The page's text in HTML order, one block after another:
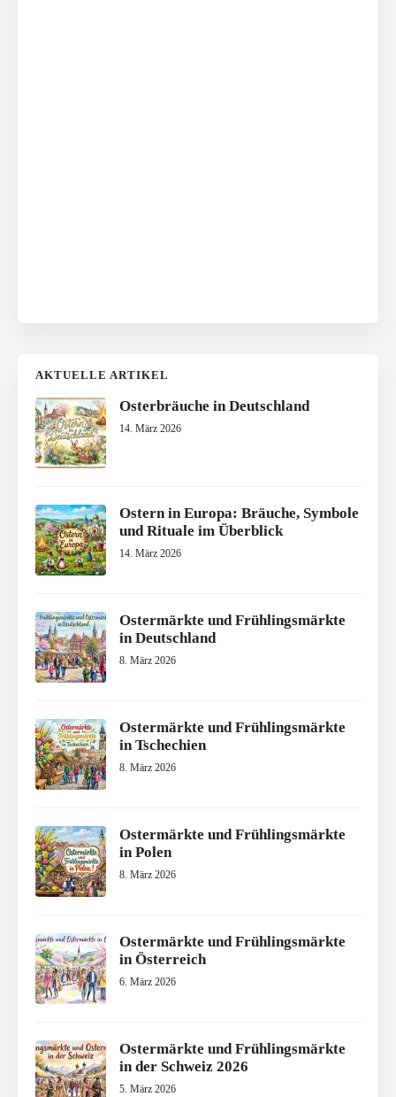
AKTUELLE ARTIKEL
Osterbräuche in Deutschland
14. März 2026
Ostern in Europa: Bräuche, Symbole
und Rituale im Überblick
14. März 2026
Ostermärkte und Frühlingsmärkte
in Deutschland
8. März 2026
Ostermärkte und Frühlingsmärkte
in Tschechien
8. März 2026
Ostermärkte und Frühlingsmärkte
in Polen
8. März 2026
Ostermärkte und Frühlingsmärkte
in Österreich
6. März 2026
Ostermärkte und Frühlingsmärkte
in der Schweiz 2026
5. März 2026